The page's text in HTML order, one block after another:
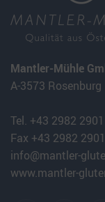
Mantler-Mühle
A-3573 Rosenburg
Tel. +43 2982
Fax +43 2982
info@mantler-
www.mantler-